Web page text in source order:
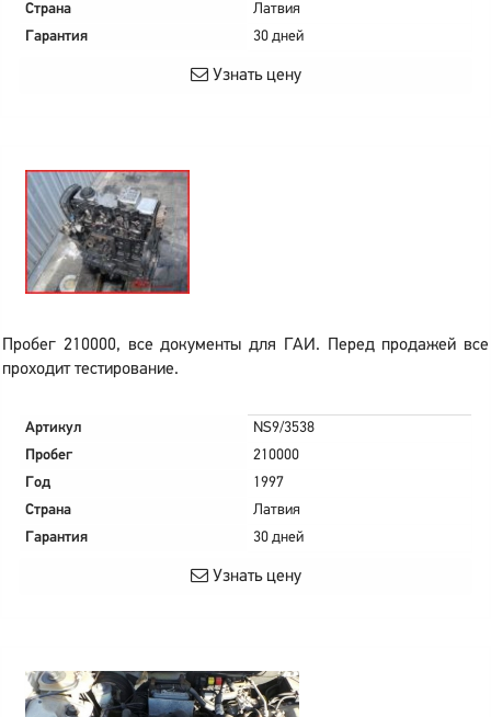
Страна
Латвия
Гарантия
30 дней
Узнать цену
Пробег 210000, все документы для ГАИ. Перед продажей все
проходит тестирование.
Артикул
NS9/3538
Пробег
210000
Год
1997
Страна
Латвия
Гарантия
30 дней
Узнать цену